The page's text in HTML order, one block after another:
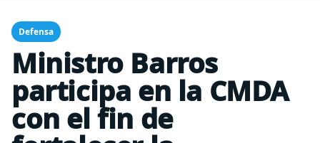
Defensa
Ministro Barros
participa en la CMDA
con el fin de